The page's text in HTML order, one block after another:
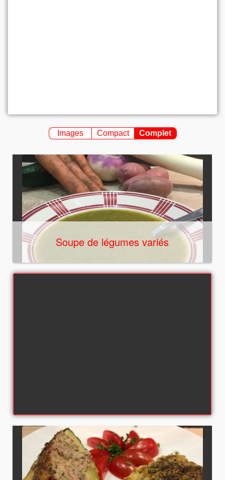
Images Compact Complet
Soupe de légumes variés